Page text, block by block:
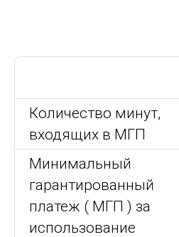
Количество минут,
входящих в МГП
Минимальный
гарантированный
платеж ( МГП ) за
использование